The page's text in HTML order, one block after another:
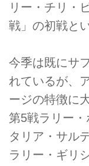
リー・チリ・
戦」の初戦と
今季は既にサ
れているが、
ージの特徴に
第5戦ラリー
タリア・サル
ラリー・ギリ